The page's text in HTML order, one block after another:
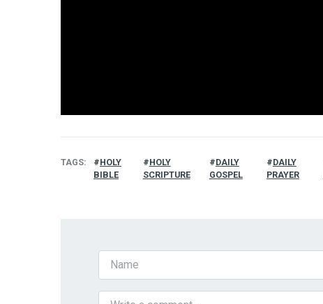
TAGS
HOLY
BIBLE
HOLY
SCRIPTURE
DAILY
GOSPEL
DAILY
PRAYER